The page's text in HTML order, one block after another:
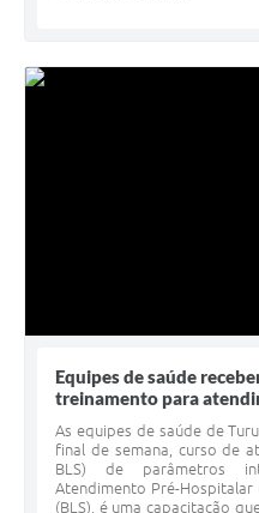
Equipes de saúde
treinamento para
As equipes de saúde de
final de semana, curso de
BLS) de parâmetros
Atendimento Pré-Hospitalar
(BLS), é uma capacitação